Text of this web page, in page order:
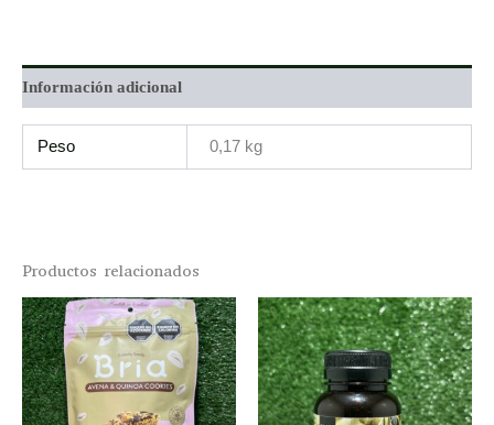
Información adicional
Peso 0,17 kg
Productos relacionados
Price
range:
$5.300,00
through
$5.500,00
This
product
has
multiple
variants.